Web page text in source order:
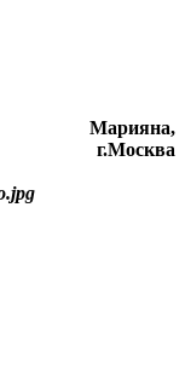
Марияна,
г.Москва